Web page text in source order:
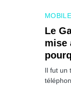
MOBILE
Le
mise
Il fut un